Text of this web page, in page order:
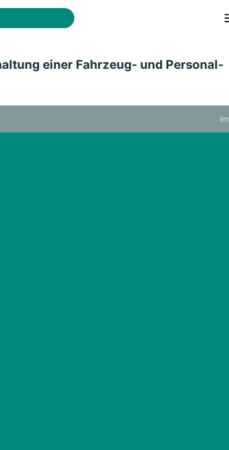
einer Fahrzeug- und Personal-